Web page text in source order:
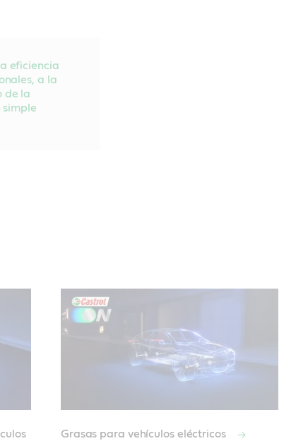
eficiencia
a la
de la
Grasas para vehículos eléctricos